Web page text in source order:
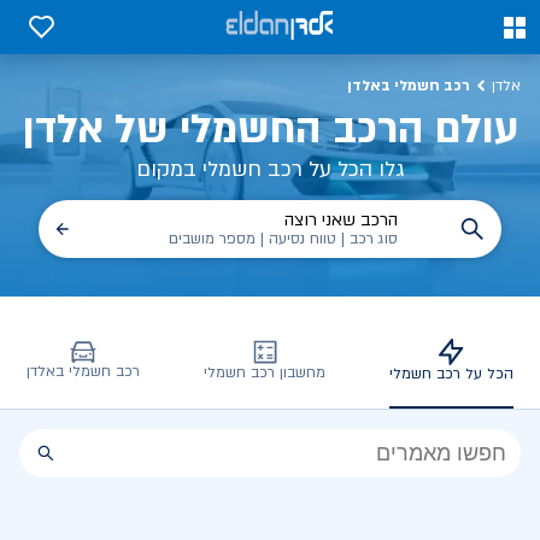
0
0
אלדן רכב חשמלי באלדן
עולם הרכב החשמלי של אלדן
גלו הכל על רכב חשמלי במקום
הרכב שאני רוצה
סוג רכב | טווח נסיעה | מספר מושבים
הכל על רכב חשמלי מחשבון רכב חשמלי רכב חשמלי באלדן
הכל
הכל על רכב חשמלי, שימושים, טכנולוגיה וכל מה שכדי לדעת | אלדן